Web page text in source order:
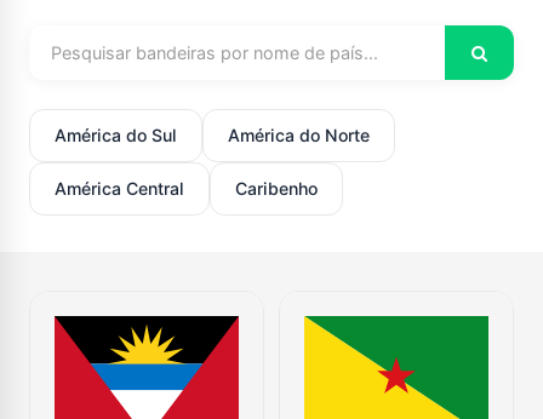
América do Sul América do Norte
América Central Caribenho